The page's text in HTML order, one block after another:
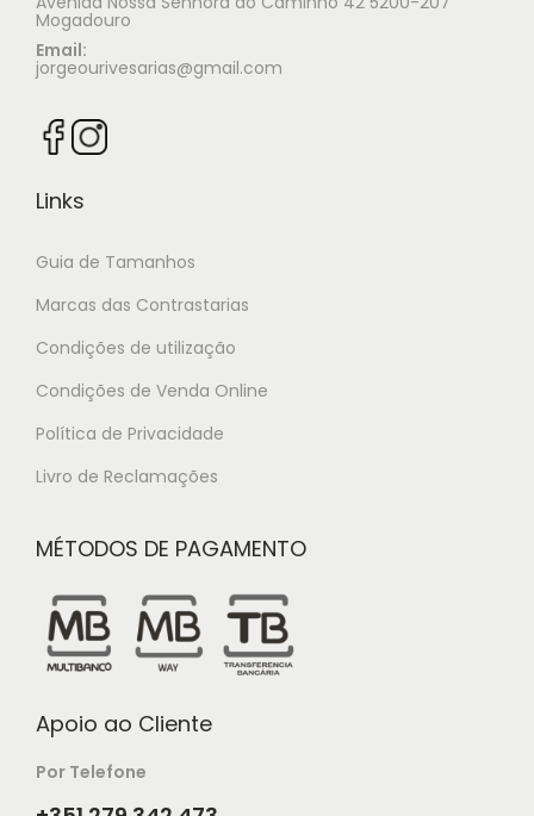
Mogadouro
Email:
jorgeourivesarias@gmail.com
Links
Guia de Tamanhos
Marcas das Contrastarias
Condições de utilização
Condições de Venda Online
Política de Privacidade
Livro de Reclamações
MÉTODOS DE PAGAMENTO
Apoio ao Cliente
Por Telefone